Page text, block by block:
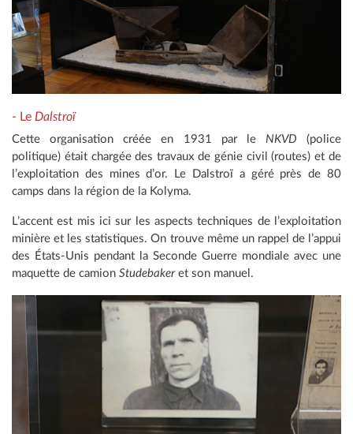
- Le Dalstroï
Cette organisation créée en 1931 par le NKVD (police
politique) était chargée des travaux de génie civil (routes) et de
l’exploitation des mines d’or. Le Dalstroï a géré près de 80
camps dans la région de la Kolyma.
L’accent est mis ici sur les aspects techniques de l’exploitation
minière et les statistiques. On trouve même un rappel de l’appui
des États-Unis pendant la Seconde Guerre mondiale avec une
maquette de camion Studebakeret son manuel.